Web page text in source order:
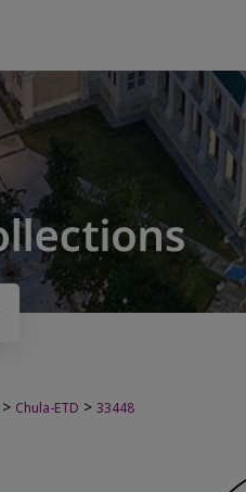
> Chula-ETD > 33448